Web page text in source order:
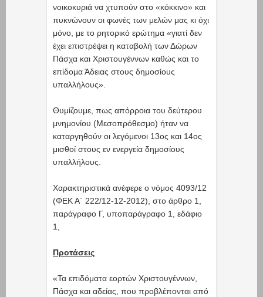
νοικοκυριά να χτυπούν στο «κόκκινο» και
πυκνώνουν οι φωνές των μελών μας κι όχι
μόνο, με το ρητορικό ερώτημα «γιατί δεν
έχει επιστρέψει η καταβολή των Δώρων
Πάσχα και Χριστουγέννων καθώς και το
επίδομα Άδειας στους δημοσίους
υπαλλήλους».
Θυμίζουμε, πως απόρροια του δεύτερου
μνημονίου (Μεσοπρόθεσμο) ήταν να
καταργηθούν οι λεγόμενοι 13ος και 14ος
μισθοί στους εν ενεργεία δημοσίους
υπαλλήλους.
Χαρακτηριστικά ανέφερε ο νόμος 4093/12
(ΦΕΚ Α΄ 222/12-12-2012), στο άρθρο 1,
παράγραφο Γ, υποπαράγραφο 1, εδάφιο
1,
Προτάσεις
«Τα επιδόματα εορτών Χριστουγέννων,
Πάσχα και αδείας, που προβλέπονται από